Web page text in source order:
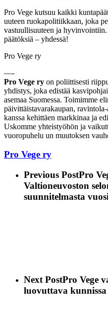
Pro Vege kutsuu kaikki
uuteen ruokapolitiikkaan, joka
vastuullisuuteen ja
päätöksiä – yhdessä!
Pro Vege ry
—-
Pro Vege ry on poliittisesti
yhdistys, joka edistää
asemaa Suomessa. Toimimme
päivittäistavarakaupan,
kanssa kehittäen markkinaa ja
Uskomme yhteistyöhön ja
vuoropuhelu un muutoksen
Pro Vege ry
Previous PostPro
Valtioneuvoston
suunnitelmasta
Next PostPro Vege
luovuttava kunnissa